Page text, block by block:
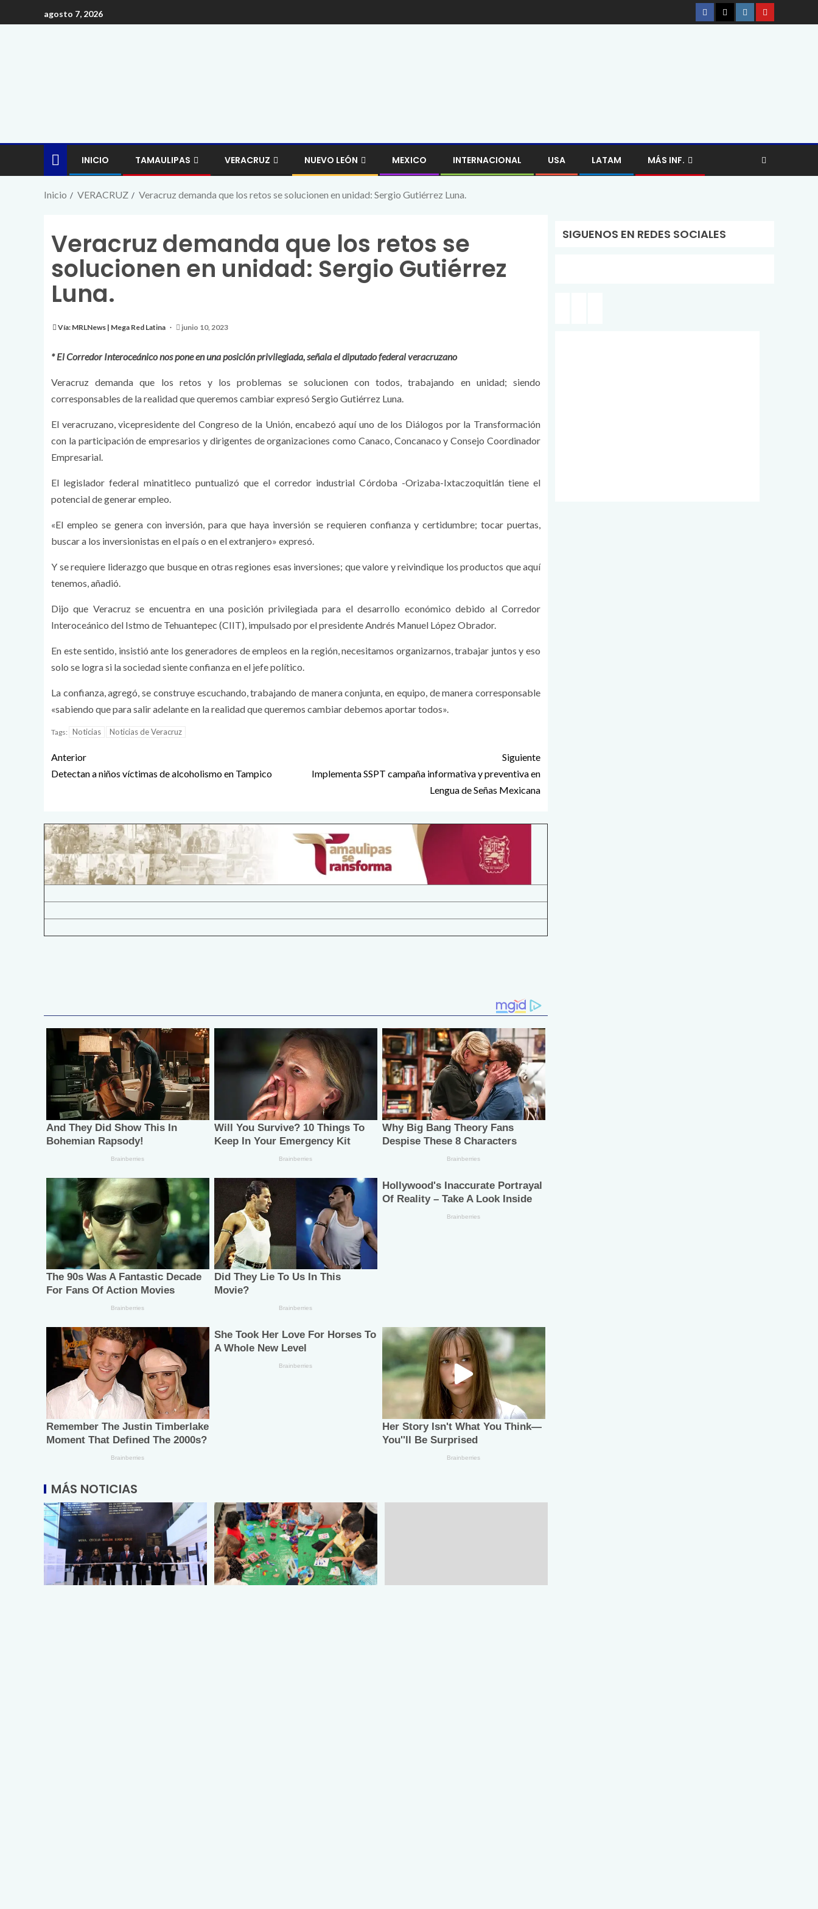
agosto 7, 2026
INICIO TAMAULIPAS VERACRUZ NUEVO LEÓN MEXICO INTERNACIONAL USA LATAM MÁS INF.
Inicio VERACRUZ Veracruz demanda que los retos se solucionen en unidad: Sergio Gutiérrez Luna.
Veracruz demanda que los retos se
solucionen en unidad: Sergio Gutiérrez
Luna.
Vía: MRLNews | Mega Red Latina junio 10, 2023
* El Corredor Interoceánico nos pone en una posición privilegiada, señala el diputado federal veracruzano
Veracruz demanda que los retos y los problemas se solucionen con todos, trabajando en unidad; siendo
corresponsables de la realidad que queremos cambiar expresó Sergio Gutiérrez Luna.
El veracruzano, vicepresidente del Congreso de la Unión, encabezó aquí uno de los Diálogos por la Transformación
con la participación de empresarios y dirigentes de organizaciones como Canaco, Concanaco y Consejo Coordinador
Empresarial.
El legislador federal minatitleco puntualizó que el corredor industrial Córdoba -Orizaba-Ixtaczoquitlán tiene el
potencial de generar empleo.
«El empleo se genera con inversión, para que haya inversión se requieren confianza y certidumbre; tocar puertas,
buscar a los inversionistas en el país o en el extranjero» expresó.
Y se requiere liderazgo que busque en otras regiones esas inversiones; que valore y reivindique los productos que aquí
tenemos, añadió.
Dijo que Veracruz se encuentra en una posición privilegiada para el desarrollo económico debido al Corredor
Interoceánico del Istmo de Tehuantepec (CIIT), impulsado por el presidente Andrés Manuel López Obrador.
En este sentido, insistió ante los generadores de empleos en la región, necesitamos organizarnos, trabajar juntos y eso
solo se logra si la sociedad siente confianza en el jefe político.
La confianza, agregó, se construye escuchando, trabajando de manera conjunta, en equipo, de manera corresponsable
«sabiendo que para salir adelante en la realidad que queremos cambiar debemos aportar todos».
Tags: Noticias Noticias de Veracruz
Anterior
Detectan a niños víctimas de alcoholismo en Tampico
Siguiente
Implementa SSPT campaña informativa y preventiva en
Lengua de Señas Mexicana
MÁS NOTICIAS
SIGUENOS EN REDES SOCIALES